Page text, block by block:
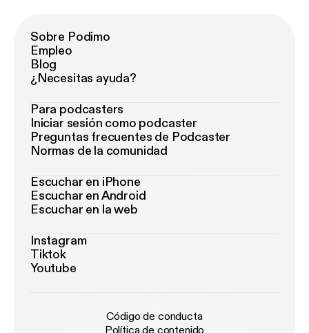
Sobre Podimo
Empleo
Blog
¿Necesitas ayuda?
Para podcasters
Iniciar sesión como podcaster
Preguntas frecuentes de Podcaster
Normas de la comunidad
Escuchar en iPhone
Escuchar en Android
Escuchar en la web
Instagram
Tiktok
Youtube
Código de conducta
Política de contenido